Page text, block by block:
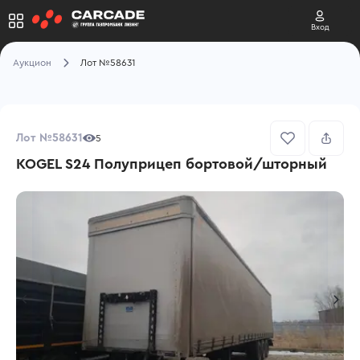
Вход
Аукцион Лот №58631
Лот №58631 5
KOGEL S24 Полуприцеп бортовой/шторный